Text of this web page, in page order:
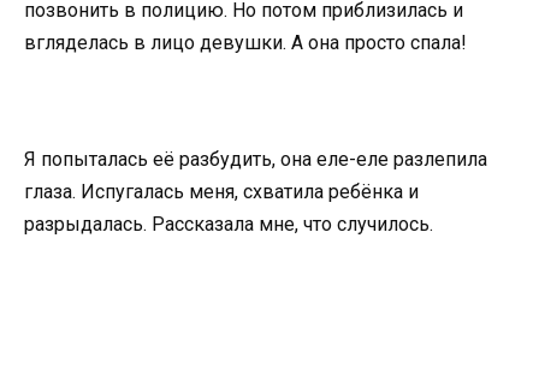
позвонить в полицию. Но потом приблизилась и
вгляделась в лицо девушки. А она просто спала!
Я попыталась её разбудить, она еле-еле разлепила
глаза. Испугалась меня, схватила ребёнка и
разрыдалась. Рассказала мне, что случилось.